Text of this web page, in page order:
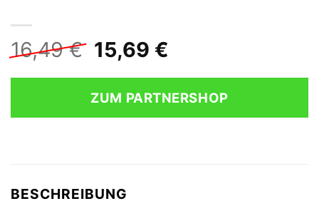
16,49€ Ursprünglicher
Preis
war:
16,49 €
15,69 €
ist:
15,69 €.
ZUM PARTNERSHOP
BESCHREIBUNG